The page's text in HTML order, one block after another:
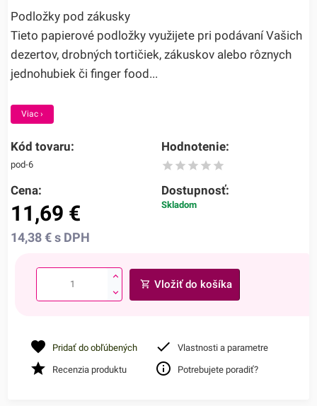
Podložky pod zákusky
Tieto papierové podložky využijete pri podávaní Vašich
dezertov, drobných tortičiek, zákuskov alebo rôznych
jednohubiek či finger food...
Viac ›
Kód tovaru:
pod-6
Hodnotenie:
Cena:
11,69 €
14,38€ s DPH
Dostupnosť:
Skladom
Vložiť do košíka
Pridať do obľúbených Vlastnosti a parametre
Recenzia produktu Potrebujete poradiť?